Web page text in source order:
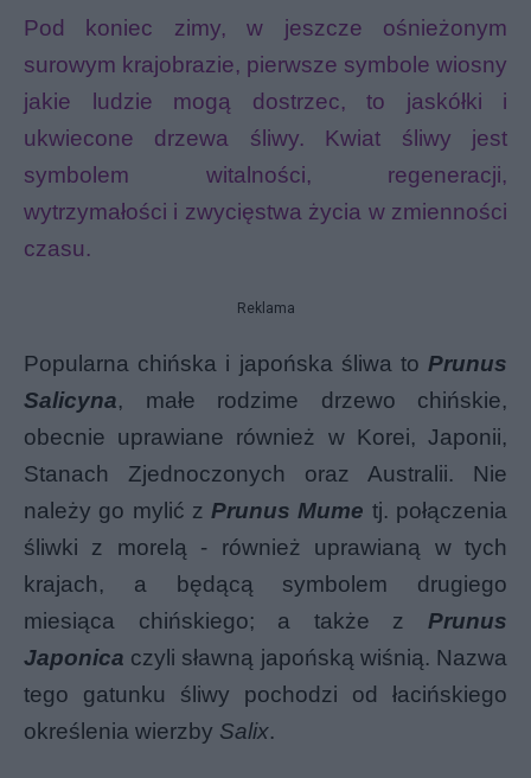
Pod koniec zimy, w jeszcze ośnieżonym
surowym krajobrazie, pierwsze symbole wiosny
jakie ludzie mogą dostrzec, to jaskółki i
ukwiecone drzewa śliwy. Kwiat śliwy jest
symbolem witalności, regeneracji,
wytrzymałości i zwycięstwa życia w zmienności
czasu.
Reklama
Popularna chińska i japońska śliwa to Prunus
Salicyna, małe rodzime drzewo chińskie,
obecnie uprawiane również w Korei, Japonii,
Stanach Zjednoczonych oraz Australii. Nie
należy go mylić zPrunus Mume tj. połączenia
śliwki z morelą - również uprawianą w tych
krajach, a będącą symbolem drugiego
miesiąca chińskiego; a także z Prunus
Japonica czyli sławną japońską wiśnią. Nazwa
tego gatunku śliwy pochodzi od łacińskiego
określenia wierzby Salix.